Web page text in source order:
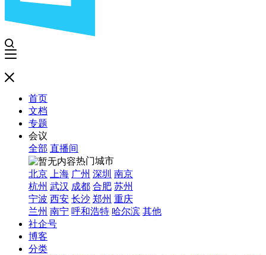
首页
文档
专题
会议
全部 直播间
热门城市
北京
上海 广州 深圳 南京
杭州 武汉 成都 合肥 苏州
宁波 西安 长沙 郑州 重庆
兰州 南宁 呼和浩特 哈尔滨 其他
社企号
博客
分类